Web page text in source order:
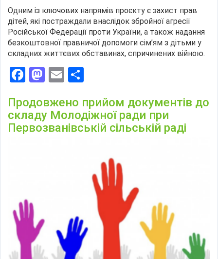
Одним із ключових напрямів проєкту є захист прав
дітей, які постраждали внаслідок збройної агресії
Російської Федерації проти України, а також надання
безкоштовної правничої допомоги сім’ям з дітьми у
складних життєвих обставинах, спричинених війною.
Facebook
Mastodon
Email
Продовжено прийом документів до
складу Молодіжної ради при
Первозванівській сільській раді